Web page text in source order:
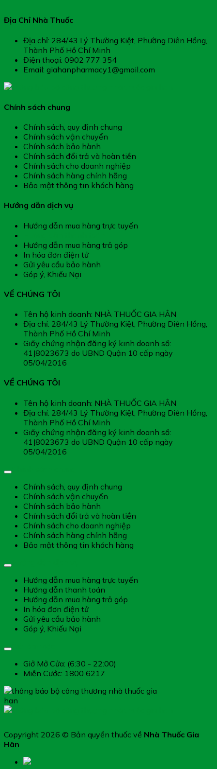
Địa Chỉ Nhà Thuốc
Địa chỉ: 284/43 Lý Thường Kiệt, Phường Diên Hồng,
Thành Phố Hồ Chí Minh
Điện thoại: 0902 777 354
Email: giahanpharmacy1@gmail.com
Chính sách chung
Chính sách, quy định chung
Chính sách vận chuyển
Chính sách bảo hành
Chính sách đổi trả và hoàn tiền
Chính sách cho doanh nghiệp
Chính sách hàng chính hãng
Bảo mật thông tin khách hàng
Hướng dẫn dịch vụ
Hướng dẫn mua hàng trực tuyến
Hướng dẫn mua hàng trả góp
In hóa đơn điện tử
Gửi yêu cầu bảo hành
Góp ý, Khiếu Nại
VỀ CHÚNG TÔI
Tên hộ kinh doanh: NHÀ THUỐC GIA HÂN
Địa chỉ: 284/43 Lý Thường Kiệt, Phường Diên Hồng,
Thành Phố Hồ Chí Minh
Giấy chứng nhận đăng ký kinh doanh số:
41J8023673 do UBND Quận 10 cấp ngày
05/04/2016
VỀ CHÚNG TÔI
Tên hộ kinh doanh: NHÀ THUỐC GIA HÂN
Địa chỉ: 284/43 Lý Thường Kiệt, Phường Diên Hồng,
Thành Phố Hồ Chí Minh
Giấy chứng nhận đăng ký kinh doanh số:
41J8023673 do UBND Quận 10 cấp ngày
05/04/2016
Chính sách, quy định chung
Chính sách vận chuyển
Chính sách bảo hành
Chính sách đổi trả và hoàn tiền
Chính sách cho doanh nghiệp
Chính sách hàng chính hãng
Bảo mật thông tin khách hàng
Hướng dẫn mua hàng trực tuyến
Hướng dẫn thanh toán
Hướng dẫn mua hàng trả góp
In hóa đơn điện tử
Gửi yêu cầu bảo hành
Góp ý, Khiếu Nại
Giở Mở Cửa: (6:30 - 22:00)
Miễn Cước: 1800 6217
Copyright 2026 © Bản quyền thuốc về Nhà Thuốc Gia
Hân